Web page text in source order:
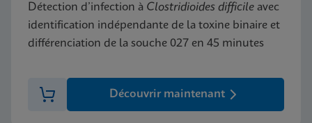
Détection d’infection à Clostridioides difficile avec
identification indépendante de la toxine binaire et
différenciation de la souche 027 en 45 minutes
Découvrir maintenant